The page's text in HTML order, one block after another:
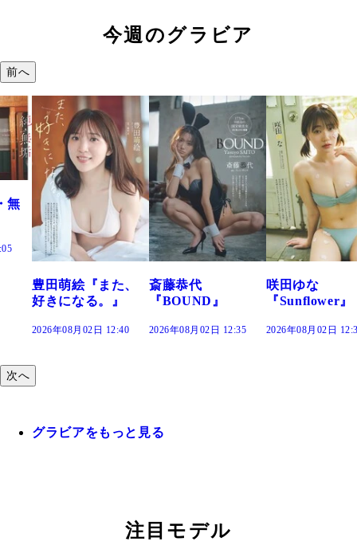
今週のグラビア
前へ
斎藤恭代
『BOUND』
2026年08月02日 12:35
咲田ゆな
『Sunflower』
2026年08月02日 12:30
藤水咲桜『花
だまり』
2026年08月02日
次へ
グラビアをもっと見る
注目モデル